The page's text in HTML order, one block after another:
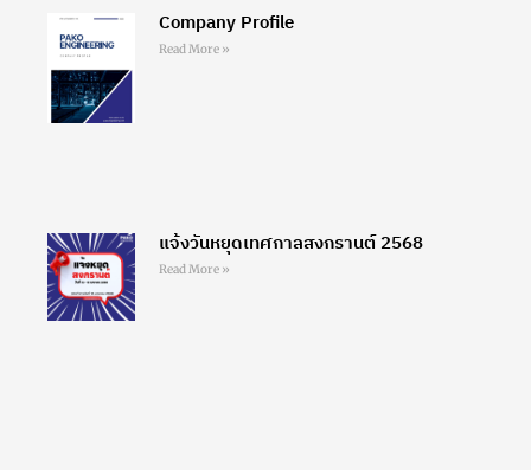
Company Profile
Read More »
แจ้งวันหยุดเทศกาลสงกรานต์ 2568
Read More »